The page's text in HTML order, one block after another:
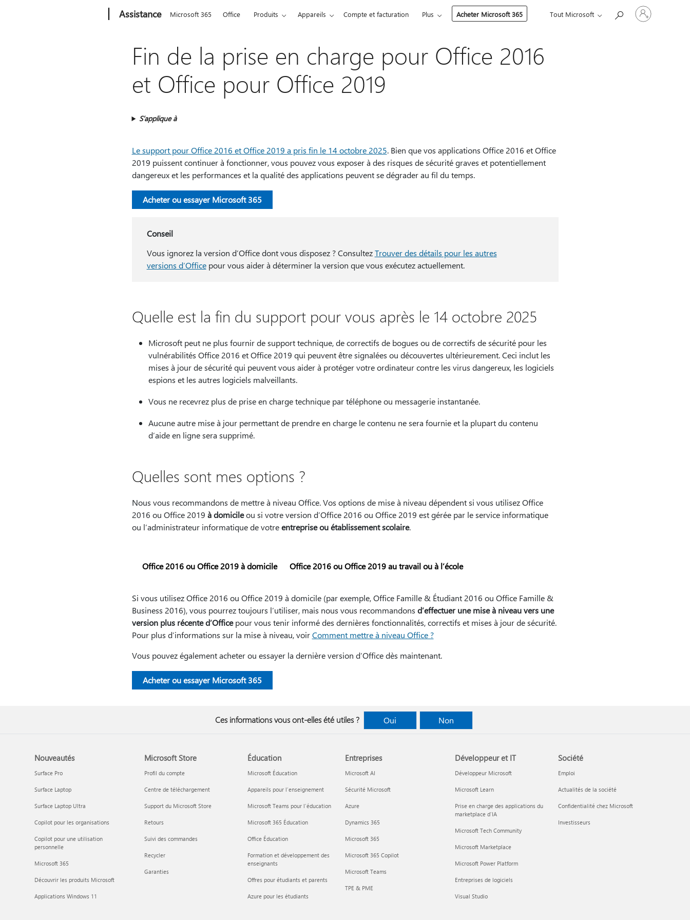
Assistance Microsoft 365 Office Produits Appareils Compte et facturation Plus Acheter Microsoft 365 Tout Microsoft
Connectez-
vous
Fin de la prise en charge pour Office 2016
et Office pour Office 2019
S’applique à
Le support pour Office 2016 et Office 2019 a pris fin le 14 octobre 2025. Bien que vos applications Office 2016 et Office
2019 puissent continuer à fonctionner, vous pouvez vous exposer à des risques de sécurité graves et potentiellement
dangereux et les performances et la qualité des applications peuvent se dégrader au fil du temps.
Acheter ou essayer Microsoft 365
Conseil
Vous ignorez la version d’Office dont vous disposez ? ConsultezTrouver des détails pour les autres
versions d’Officepour vous aider à déterminer la version que vous exécutez actuellement.
Quelle est la fin du support pour vous après le 14 octobre 2025
Microsoft peut ne plus fournir de support technique, de correctifs de bogues ou de correctifs de sécurité pour les
vulnérabilités Office 2016 et Office 2019 qui peuvent être signalées ou découvertes ultérieurement. Ceci inclut les
mises à jour de sécurité qui peuvent vous aider à protéger votre ordinateur contre les virus dangereux, les logiciels
espions et les autres logiciels malveillants.
Vous ne recevrez plus de prise en charge technique par téléphone ou messagerie instantanée.
Aucune autre mise à jour permettant de prendre en charge le contenu ne sera fournie et la plupart du contenu
d’aide en ligne sera supprimé.
Quelles sont mes options ?
Nous vous recommandons de mettre à niveau Office. Vos options de mise à niveau dépendent si vous utilisez Office
2016 ou Office 2019 à domicileou si votre version d’Office 2016 ou Office 2019 est gérée par le service informatique
ou l’administrateur informatique de votreentreprise ou établissement scolaire.
Office 2016 ou Office 2019 à domicile Office 2016 ou Office 2019 au travail ou à l’école
Si vous utilisez Office 2016 ou Office 2019 à domicile (par exemple, Office Famille & Étudiant 2016 ou Office Famille &
Business 2016), vous pourrez toujours l’utiliser, mais nous vous recommandons d’effectuer une mise à niveau vers une
version plus récente d’Officepour vous tenir informé des dernières fonctionnalités, correctifs et mises à jour de sécurité.
Pour plus d’informations sur la mise à niveau, voirComment mettre à niveau Office ?
Vous pouvez également acheter ou essayer la dernière version d’Office dès maintenant.
Acheter ou essayer Microsoft 365
Ces informations vous ont-elles été utiles ? Oui Non
Nouveautés
Surface Pro
Surface Laptop
Surface Laptop Ultra
Copilot pour les organisations
Copilot pour une utilisation
personnelle
Microsoft 365
Découvrir les produits Microsoft
Applications Windows 11
Microsoft Store
Profil du compte
Centre de téléchargement
Support du Microsoft Store
Retours
Suivi des commandes
Recycler
Garanties
Éducation
Microsoft Éducation
Appareils pour l’enseignement
Microsoft Teams pour l’éducation
Microsoft 365 Éducation
Office Éducation
Formation et développement des
enseignants
Offres pour étudiants et parents
Azure pour les étudiants
Entreprises
Microsoft AI
Sécurité Microsoft
Azure
Dynamics 365
Microsoft 365
Microsoft 365 Copilot
Microsoft Teams
TPE & PME
Développeur et IT
Développeur Microsoft
Microsoft Learn
Prise en charge des applications du
marketplace d’IA
Microsoft Tech Community
Microsoft Marketplace
Microsoft Power Platform
Entreprises de logiciels
Visual Studio
Société
Emploi
Actualités de la société
Confidentialité chez Microsoft
Investisseurs